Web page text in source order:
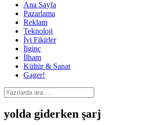
Ana Sayfa
Pazarlama
Reklam
Teknoloji
İyi Fikirler
İlginç
İlham
Kültür & Sanat
Gager!
yolda giderken şarj